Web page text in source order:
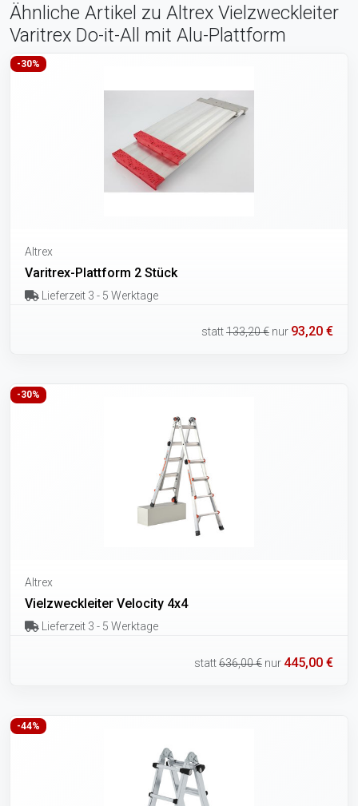
Ähnliche Artikel zu Altrex Vielzweckleiter
Varitrex Do-it-All mit Alu-Plattform
-30%
Altrex
Varitrex-Plattform 2 Stück
Lieferzeit 3 - 5 Werktage
statt133,20 € nur 93,20 €
-30%
Altrex
Vielzweckleiter Velocity 4x4
Lieferzeit 3 - 5 Werktage
statt636,00 € nur 445,00 €
-44%